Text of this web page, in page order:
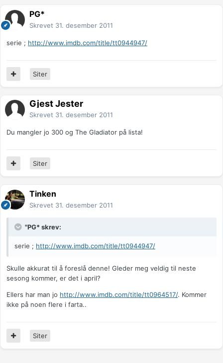
PG*
Skrevet 31. desember 2011
serie ; http://www.imdb.com/title/tt0944947/
Siter
Gjest Jester
Skrevet 31. desember 2011
Du mangler jo 300 og The Gladiator på lista!
Siter
Tinken
Skrevet 31. desember 2011
"PG* skrev:
serie ; http://www.imdb.com/title/tt0944947/
Skulle akkurat til å foreslå denne! Gleder meg veldig til neste
sesong kommer, er det i april?
Ellers har man jo http://www.imdb.com/title/tt0964517/. Kommer
ikke på noen flere i farta..
Siter